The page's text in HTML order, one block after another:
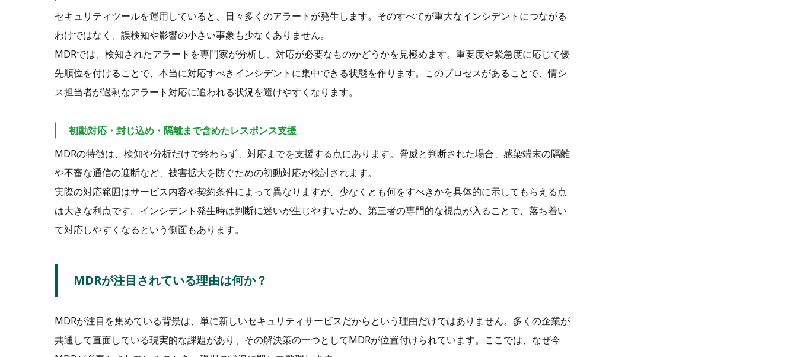
セキュリティツールを運用していると、日々多くのアラートが発生します。そのすべてが重大なインシデントにつながる
わけではなく、誤検知や影響の小さい事象も少なくありません。
MDRでは、検知されたアラートを専門家が分析し、対応が必要なものかどうかを見極めます。重要度や緊急度に応じて優
先順位を付けることで、本当に対応すべきインシデントに集中できる状態を作ります。このプロセスがあることで、情シ
ス担当者が過剰なアラート対応に追われる状況を避けやすくなります。
初動対応・封じ込め・隔離まで含めたレスポンス支援
MDRの特徴は、検知や分析だけで終わらず、対応までを支援する点にあります。脅威と判断された場合、感染端末の隔離
や不審な通信の遮断など、被害拡大を防ぐための初動対応が検討されます。
実際の対応範囲はサービス内容や契約条件によって異なりますが、少なくとも何をすべきかを具体的に示してもらえる点
は大きな利点です。インシデント発生時は判断に迷いが生じやすいため、第三者の専門的な視点が入ることで、落ち着い
て対応しやすくなるという側面もあります。
MDRが注目されている理由は何か？
MDRが注目を集めている背景は、単に新しいセキュリティサービスだからという理由だけではありません。多くの企業が
共通して直面している現実的な課題があり、その解決策の一つとしてMDRが位置付けられています。ここでは、なぜ今